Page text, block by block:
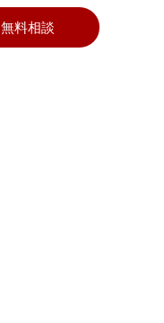
無料相談